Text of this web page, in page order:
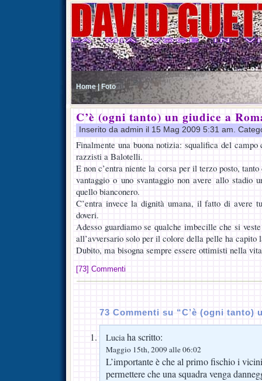
Home | Foto
C’è (ogni tanto) un giudice a
Inserito da admin il 15 Mag 2009 5:31 am.
Finalmente una buona notizia: squalifica del
razzisti a Balotelli.
E non c’entra niente la corsa per il terzo posto,
vantaggio o uno svantaggio non avere allo stadio
quello bianconero.
C’entra invece la dignità umana, il fatto di avere
doveri.
Adesso guardiamo se qualche imbecille che si
all’avversario solo per il colore della pelle ha capito
Dubito, ma bisogna sempre essere ottimisti nella
[73] Commenti
73 Commenti su “C’è (ogni tanto)
Luciaha scritto:
Maggio 15th, 2009 alle 06:02
L’importante è che al primo fischio i
permettere che una squadra venga